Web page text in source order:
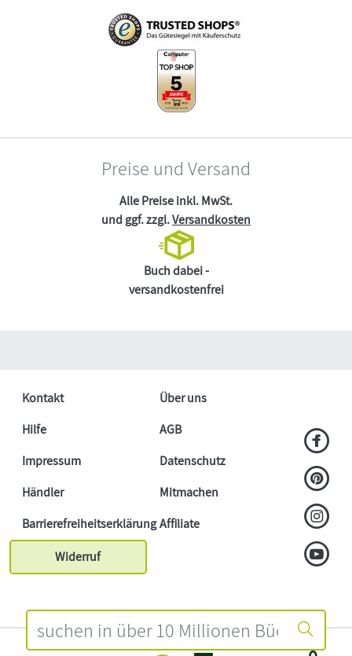
Preise und Versand
Alle Preise inkl. MwSt.
und ggf. zzgl.Versandkosten
Buch dabei -
versandkostenfrei
Kontakt
Über uns
Hilfe
AGB
Impressum
Datenschutz
Händler
Mitmachen
BarrierefreiheitserklärungAffiliate
Widerruf